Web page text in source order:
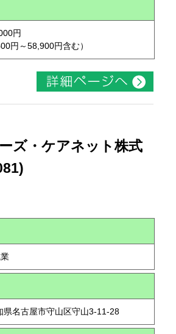
円
円～58,900円含む）
ズ・ケアネット株式
名古屋市守山区守山3-11-28